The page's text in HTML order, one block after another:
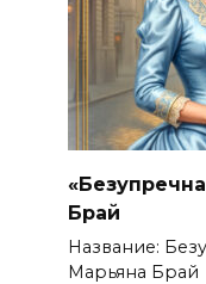
Брай
Название:
Марьяна Брай